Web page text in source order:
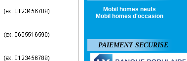
Mobil homes neufs
Mobil homes d'occasion
PAIEMENT SECURISE